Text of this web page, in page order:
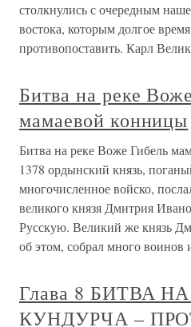
столкнулись с очередным
востока, которым долгое
противопоставить. Карл
Битва на реке
мамаевой конницы
Битва на реке Воже Гибель
1378 ордынский князь,
многочисленное войско,
великого князя Дмитрия
Русскую. Великий же князь
об этом, собрал много воинов
Глава 8 БИТВА
КУНДУРЧА –